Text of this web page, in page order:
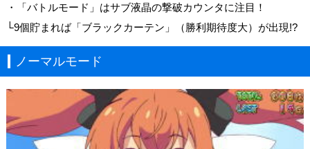
・「バトルモード」はサブ液晶の撃破カウンタに注目！
└9個貯まれば「ブラックカーテン」（勝利期待度大）が出現!?
ノーマルモード